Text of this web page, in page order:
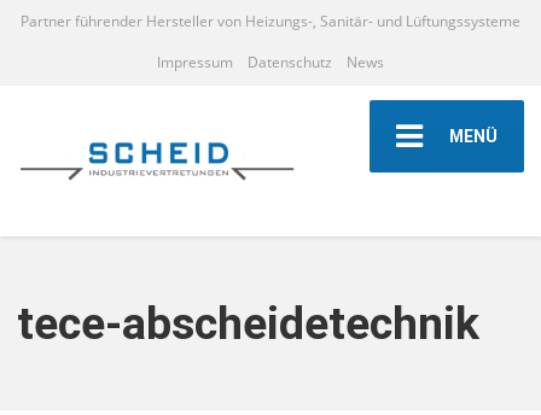
Partner führender Hersteller von Heizungs-, Sanitär- und Lüftungssysteme
Impressum
Datenschutz News
MENÜ
tece-abscheidetechnik